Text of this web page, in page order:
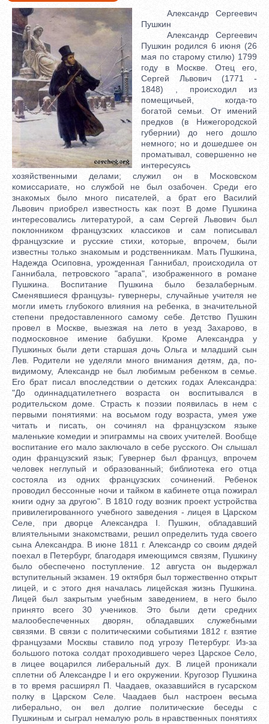
Александр Сергеевич
Пушкин
Александр Сергеевич
Пушкин родился 6 июня (26
мая по старому стилю) 1799
году в Москве. Отец его,
Сергей Львович (1771 -
1848) , происходил из
помещичьей, когда-то
богатой семьи. От имений
предков (в Нижегородской
губернии) до него дошло
немного; но и дошедшее он
проматывал, совершенно не
интересуясь
хозяйственными делами; служил он в Московском
комиссариате, но службой не был озабочен. Среди его
знакомых было много писателей, а брат его Василий
Львович приобрел известность как поэт. В доме Пушкина
интересовались литературой, а сам Сергей Львович был
поклонником французских классиков и сам пописывал
французские и русские стихи, которые, впрочем, были
известны только знакомым и родственникам. Мать Пушкина,
Надежда Осиповна, урожденная Ганнибал, происходила от
Ганнибала, петровского "арапа", изображенного в романе
Пушкина. Воспитание Пушкина было безалаберным.
Сменявшиеся французы- гувернеры, случайные учителя не
могли иметь глубокого влияния на ребенка, в значительной
степени предоставленного самому себе. Детство Пушкин
провел в Москве, выезжая на лето в уезд Захарово, в
подмосковное имение бабушки. Кроме Александра у
Пушкиных были дети старшая дочь Ольга и младший сын
Лев. Родители не уделяли много внимания детям, да, по-
видимому, Александр не был любимым ребенком в семье.
Его брат писал впоследствии о детских годах Александра:
"До одиннадцатилетнего возраста он воспитывался в
родительском доме. Страсть к поэзии появилась в нем с
первыми понятиями: на восьмом году возраста, умея уже
читать и писать, он сочинял на французском языке
маленькие комедии и эпиграммы на своих учителей. Вообще
воспитание его мало заключало в себе русского. Он слышал
один французский язык; Гувернер был француз, впрочем
человек неглупый и образованный; библиотека его отца
состояла из одних французских сочинений. Ребенок
проводил бессонные ночи и тайком в кабинете отца пожирал
книги одну за другою". В 1810 году возник проект устройства
привилегированного учебного заведения - лицея в Царском
Селе, при дворце Александра I. Пушкин, обладавший
влиятельными знакомствами, решил определить туда своего
сына Александра. В июне 1811 г. Александр со своим дядей
поехал в Петербург, благодаря имеющимся связям, Пушкину
было обеспечено поступление. 12 августа он выдержал
вступительный экзамен. 19 октября был торжественно открыт
лицей, и с этого дня началась лицейская жизнь Пушкина.
Лицей был закрытым учебным заведением, в него было
принято всего 30 учеников. Это были дети средних
малообеспеченных дворян, обладавших служебными
связями. В связи с политическими событиями 1812 г. взятие
французами Москвы ставило под угрозу Петербург. Из-за
большого потока солдат проходившего через Царское Село,
в лицее воцарился либеральный дух. В лицей проникали
сплетни об Александре I и его окружении. Кругозор Пушкина
в то время расширял П. Чаадаев, оказавшийся в гусарском
полку в Царском Селе. Чаадаев был настроен весьма
либерально, он вел долгие политические беседы с
Пушкиным и сыграл немалую роль в нравственных понятиях